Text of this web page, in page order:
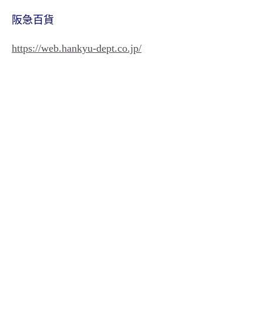
阪急百貨
https://web.hankyu-dept.co.jp/